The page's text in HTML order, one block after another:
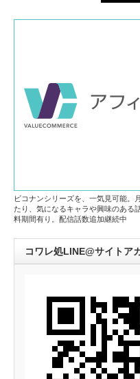
ビコナンシリーズを、一気見可能。
たり、気になるキャラや興味のある
料期間有り。配信話数追加継続中
コワレ処LINE@サイトア